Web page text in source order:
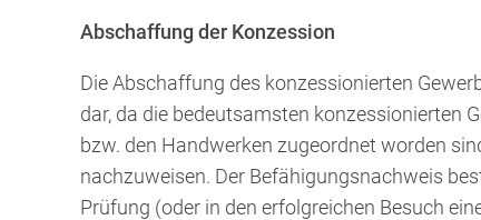
Abschaffung der Konzession
Die Abschaffung des konzessionierten
dar, da die bedeutsamsten konzessionierten
bzw. den Handwerken zugeordnet worden
nachzuweisen. Der Befähigungsnachweis
Prüfung (oder in den erfolgreichen Besuch